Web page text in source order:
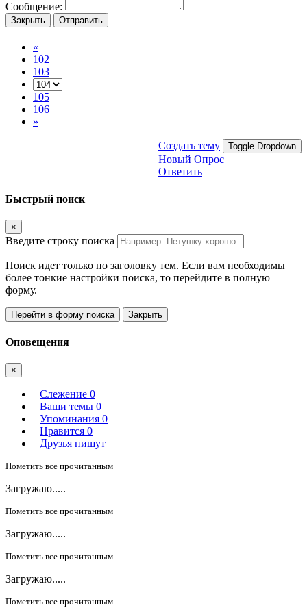
Сообщение:
Закрыть Отправить
«
102
103
105
106
»
Создать тему Toggle Dropdown
Новый Опрос
Ответить
Быстрый поиск
×
Введите строку поиска
Поиск идет только по заголовку тем. Если вам необходимы
более тонкие настройки поиска, то перейдите в полную
форму.
Перейти в форму поиска Закрыть
Оповещения
×
Слежение 0
Ваши темы 0
Упоминания 0
Нравится 0
Друзья пишут
Пометить все прочитанным
Загружаю.....
Пометить все прочитанным
Загружаю.....
Пометить все прочитанным
Загружаю.....
Пометить все прочитанным